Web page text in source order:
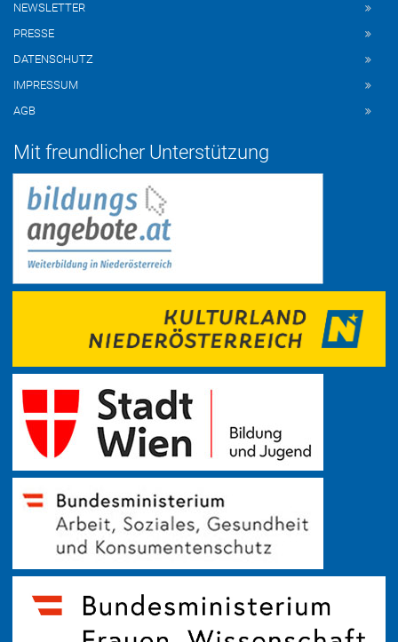
NEWSLETTER
PRESSE
DATENSCHUTZ
IMPRESSUM
AGB
Mit freundlicher Unterstützung